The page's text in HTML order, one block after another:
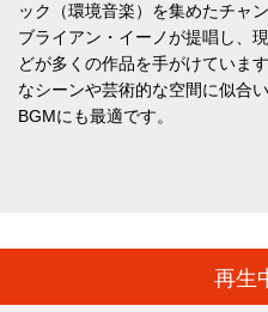
ック（環境音楽）を集めたチャ
ブライアン・イーノが提唱し、
どが多くの作品を手がけていま
なシーンや芸術的な空間に似合
BGMにも最適です。
再生